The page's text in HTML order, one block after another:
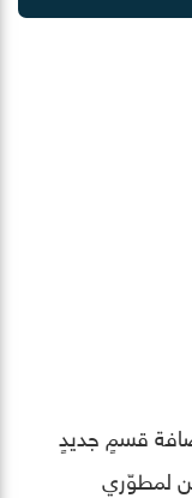
قسمٍ جديدٍ
لمطوّري